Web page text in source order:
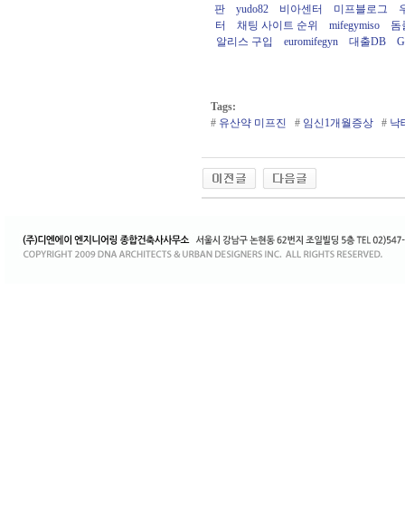
판
yudo82 비아센터 미프블로그
터
채팅 사이트 순위 mifegymiso
돔
알리스 구입
euromifegyn 대출DB
Tags:
#유산약 미­프진 #임신1개월증상#낙